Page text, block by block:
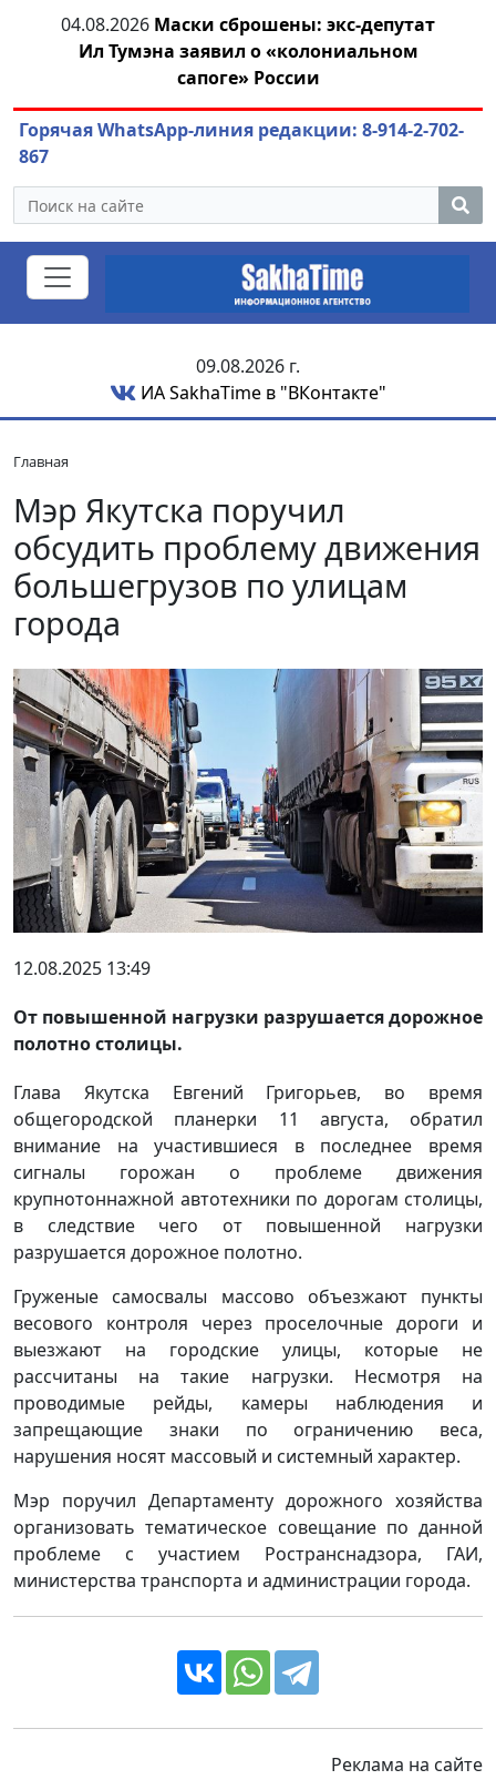
04.08.2026 Маски сброшены: экс-депутат
Ил Тумэна заявил о «колониальном
сапоге» России
Горячая WhatsApp-линия редакции: 8-914-2-702-
867
09.08.2026 г.
ИА SakhaTime в "ВКонтакте"
Главная
Мэр Якутска поручил
обсудить проблему движения
большегрузов по улицам
города
12.08.2025 13:49
От повышенной нагрузки разрушается дорожное
полотно столицы.
Глава Якутска Евгений Григорьев, во время
общегородской планерки 11 августа, обратил
внимание на участившиеся в последнее время
сигналы горожан о проблеме движения
крупнотоннажной автотехники по дорогам столицы,
в следствие чего от повышенной нагрузки
разрушается дорожное полотно.
Груженые самосвалы массово объезжают пункты
весового контроля через проселочные дороги и
выезжают на городские улицы, которые не
рассчитаны на такие нагрузки. Несмотря на
проводимые рейды, камеры наблюдения и
запрещающие знаки по ограничению веса,
нарушения носят массовый и системный характер.
Мэр поручил Департаменту дорожного хозяйства
организовать тематическое совещание по данной
проблеме с участием Ространснадзора, ГАИ,
министерства транспорта и администрации города.
Реклама на сайте